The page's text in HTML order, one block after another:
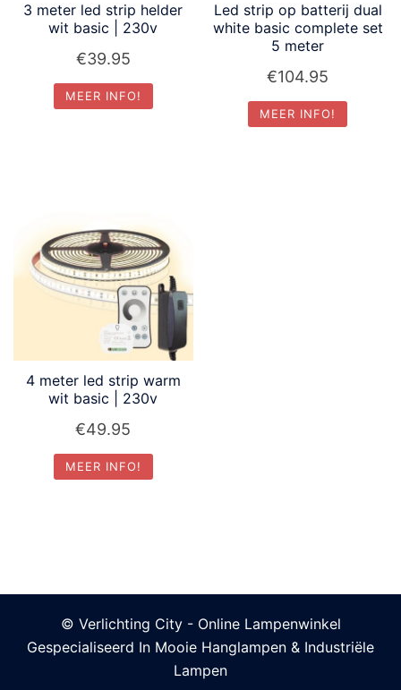
3 meter led strip helder
wit basic | 230v
€39.95
MEER INFO!
Led strip op batterij dual
white basic complete set
5 meter
€104.95
MEER INFO!
4 meter led strip warm
wit basic | 230v
€49.95
MEER INFO!
© Verlichting City - Online Lampenwinkel
Gespecialiseerd In Mooie Hanglampen & Industriële
Lampen